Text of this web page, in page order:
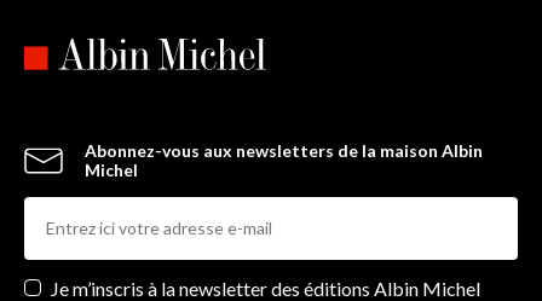
Abonnez-vous aux newsletters de la maison Albin
Michel
Newsletters
Je m’inscris à la newsletter des éditions Albin Michel